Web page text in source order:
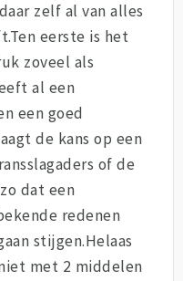
zelf al van alles
eerste is het
zoveel als
al een
een goed
de kans op een
of de
dat een
redenen
stijgen.Helaas
met 2 middelen